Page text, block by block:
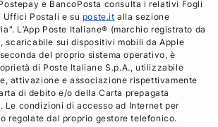
e BancoPosta consulta i relativi Fogli
Uffici Postali e su poste.it alla sezione
L’App Poste Italiane® (marchio registrato da
scaricabile sui dispositivi mobili da Apple
del proprio sistema operativo, è
di Poste Italiane S.p.A., utilizzabile
attivazione e associazione rispettivamente
di debito e/o della Carta prepagata
Le condizioni di accesso ad Internet per
regolate dal proprio gestore telefonico.